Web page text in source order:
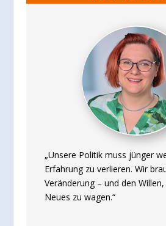
„Unsere Politik muss jünger
Erfahrung zu verlieren. Wir
Veränderung – und den
Neues zu wagen.“